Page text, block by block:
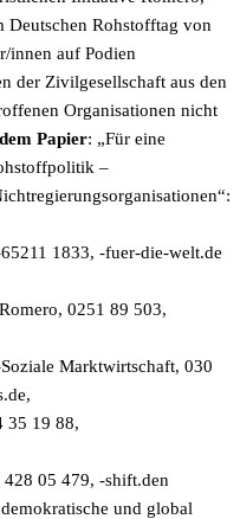
Deutschen Rohstofftag von
innen auf Podien
der Zivilgesellschaft aus den
Organisationen nicht
Papier: „Für eine
–
1833, ed.tlew-eid-reuf-
0251 89 503,
Marktwirtschaft, 030
,
35 19 88,
05 479, ned.tfihs-
und global